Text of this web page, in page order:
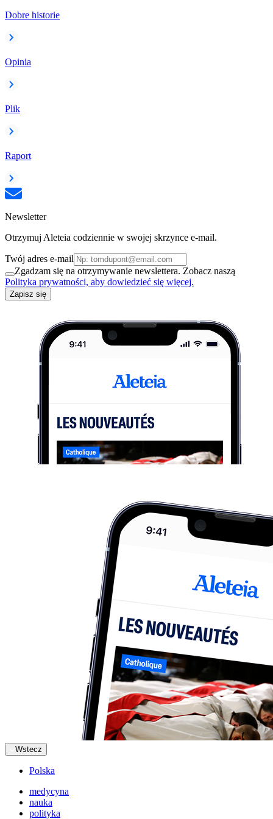
Dobre historie
Opinia
Plik
Raport
Newsletter
Otrzymuj Aleteia codziennie w swojej skrzynce e-mail.
Twój adres e-mail
Zgadzam się na otrzymywanie newslettera. Zobacz naszą
Polityka prywatności, aby dowiedzieć się więcej.
Zapisz się
Wstecz
Polska
medycyna
nauka
polityka